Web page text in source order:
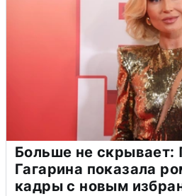
Больше не скрывает:
Гагарина показала
кадры с новым